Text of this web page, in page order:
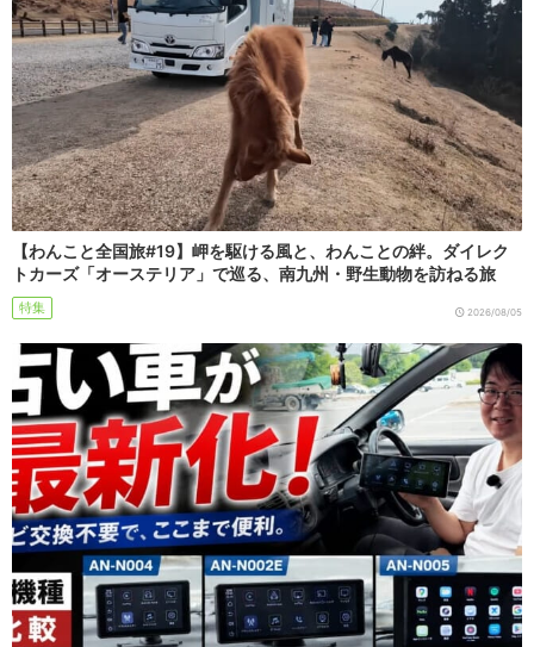
【わんこと全国旅#19】岬を駆ける風と、わんことの絆。ダイレク
トカーズ「オーステリア」で巡る、南九州・野生動物を訪ねる旅
特集 2026/08/05